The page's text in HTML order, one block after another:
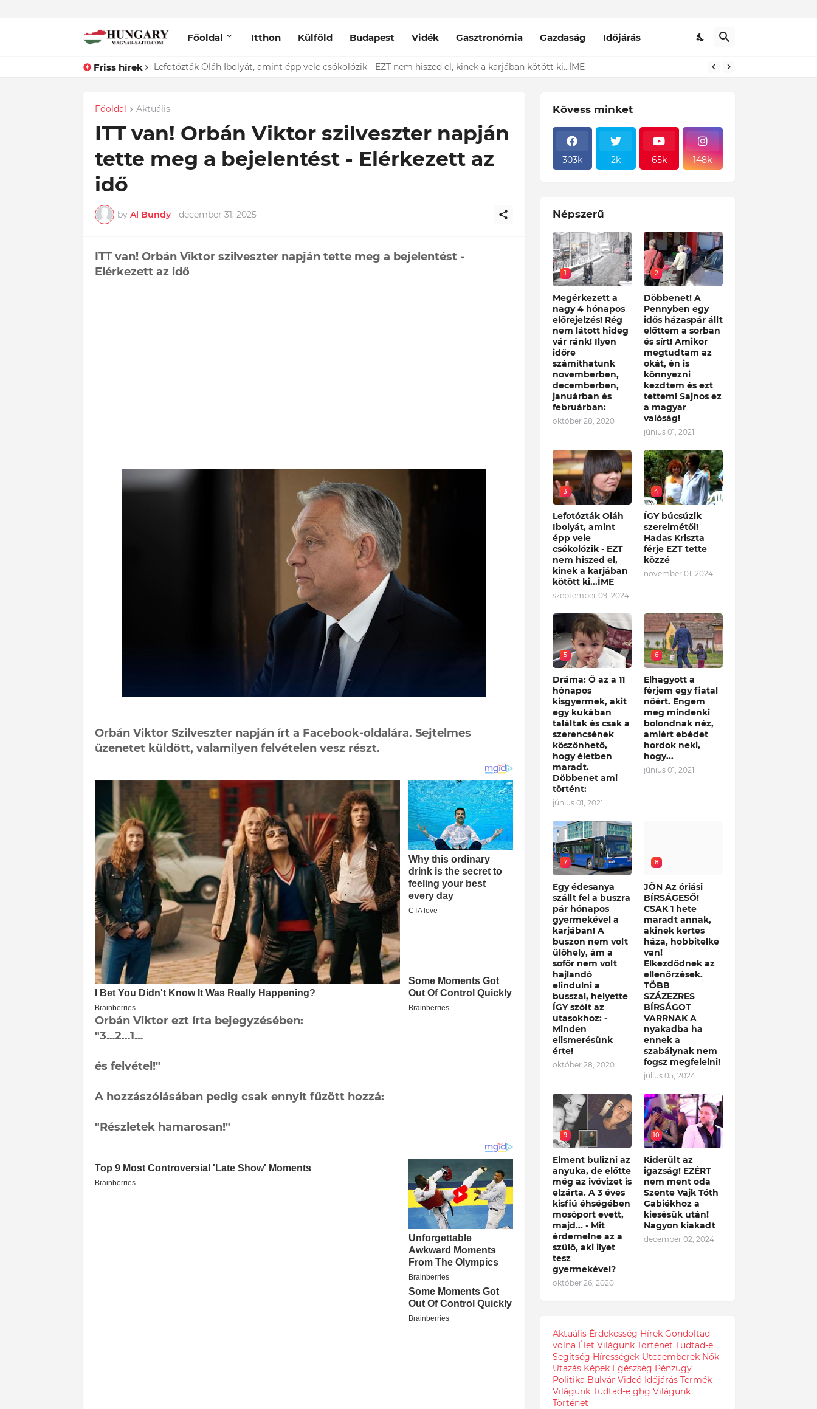
Főoldal Itthon Külföld Budapest Vidék Gasztronómia Gazdaság Időjárás
Friss hírek Lefotózták Oláh Ibolyát, amint épp vele csókolózik - EZT nem hiszed el, kinek a karjában kötött ki...ÍME
Főoldal Aktuális
ITT van! Orbán Viktor szilveszter napján
tette meg a bejelentést - Elérkezett az
idő
by Al Bundy - december 31, 2025
ITT van! Orbán Viktor szilveszter napján tette meg a bejelentést -
Elérkezett az idő
Orbán Viktor Szilveszter napján írt a Facebook-oldalára. Sejtelmes
üzenetet küldött, valamilyen felvételen vesz részt.
Orbán Viktor ezt írta bejegyzésében:
"3…2…1…
és felvétel!"
A hozzászólásában pedig csak ennyit fűzött hozzá:
"Részletek hamarosan!"
Kövess minket
303k 2k 65k 148k
Népszerű
1
Megérkezett a
nagy 4 hónapos
előrejelzés! Rég
nem látott hideg
vár ránk! Ilyen
időre
számíthatunk
novemberben,
decemberben,
januárban és
februárban:
október 28, 2020
2
Döbbenet! A
Pennyben egy
idős házaspár állt
előttem a sorban
és sírt! Amikor
megtudtam az
okát, én is
könnyezni
kezdtem és ezt
tettem! Sajnos ez
a magyar
valóság!
június 01, 2021
3
Lefotózták Oláh
Ibolyát, amint
épp vele
csókolózik - EZT
nem hiszed el,
kinek a karjában
kötött ki...ÍME
szeptember 09, 2024
4
ÍGY búcsúzik
szerelmétől!
Hadas Kriszta
férje EZT tette
közzé
november 01, 2024
5
Dráma: Ő az a 11
hónapos
kisgyermek, akit
egy kukában
találtak és csak a
szerencsének
köszönhető,
hogy életben
maradt.
Döbbenet ami
történt:
június 01, 2021
6
Elhagyott a
férjem egy fiatal
nőért. Engem
meg mindenki
bolondnak néz,
amiért ebédet
hordok neki,
hogy...
június 01, 2021
7
Egy édesanya
szállt fel a buszra
pár hónapos
gyermekével a
karjában! A
buszon nem volt
ülőhely, ám a
sofőr nem volt
hajlandó
elindulni a
busszal, helyette
ÍGY szólt az
utasokhoz: -
Minden
elismerésünk
érte!
október 28, 2020
8
JÖN Az óriási
BÍRSÁGESŐ!
CSAK 1 hete
maradt annak,
akinek kertes
háza, hobbitelke
van!
Elkezdődnek az
ellenőrzések.
TÖBB
SZÁZEZRES
BÍRSÁGOT
VARRNAK A
nyakadba ha
ennek a
szabálynak nem
fogsz megfelelni!
július 05, 2024
9
Elment bulizni az
anyuka, de előtte
még az ivóvizet is
elzárta. A 3 éves
kisfiú éhségében
mosóport evett,
majd... - Mit
érdemelne az a
szülő, aki ilyet
tesz
gyermekével?
október 26, 2020
10
Kiderült az
igazság! EZÉRT
nem ment oda
Szente Vajk Tóth
Gabiékhoz a
kiesésük után!
Nagyon kiakadt
december 02, 2024
Aktuális Érdekesség Hírek Gondoltad
volna Élet Világunk Történet Tudtad-e
Segítség Hírességek Utcaemberek Nők
Utazás Képek Egészség Pénzügy
Politika Bulvár Videó Időjárás Termék
Világunk Tudtad-e ghg Világunk
Történet